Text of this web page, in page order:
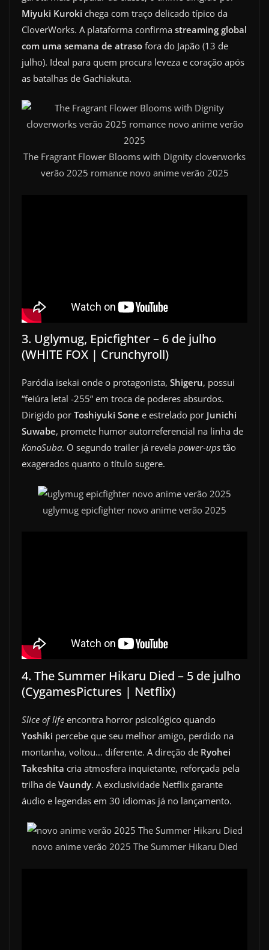
Miyuki Kuroki chega com traço delicado típico da
CloverWorks. A plataforma confirma streaming global
com uma semana de atraso fora do Japão (13 de
julho). Ideal para quem procura leveza e coração após
as batalhas de Gachiakuta.
The Fragrant Flower Blooms with Dignity cloverworks
verão 2025 romance novo anime verão 2025
3. Uglymug, Epicfighter – 6 de julho
(WHITE FOX | Crunchyroll)
Paródia isekai onde o protagonista, Shigeru, possui
“feiúra letal -255” em troca de poderes absurdos.
Dirigido por Toshiyuki Sone e estrelado por Junichi
Suwabe, promete humor autorreferencial na linha de
KonoSuba. O segundo trailer já revela power-ups tão
exagerados quanto o título sugere.
uglymug epicfighter novo anime verão 2025
4. The Summer Hikaru Died – 5 de julho
(CygamesPictures | Netflix)
Slice of life encontra horror psicológico quando
Yoshiki percebe que seu melhor amigo, perdido na
montanha, voltou… diferente. A direção de Ryohei
Takeshita cria atmosfera inquietante, reforçada pela
trilha de Vaundy. A exclusividade Netflix garante
áudio e legendas em 30 idiomas já no lançamento.
novo anime verão 2025 The Summer Hikaru Died